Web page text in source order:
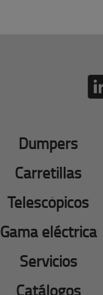
Dumpers
Carretillas
Telescópicos
Gama eléctrica
Servicios
Catálogos